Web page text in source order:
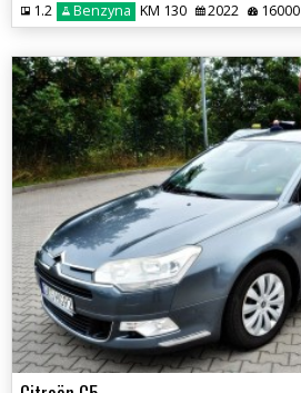
1.2 Benzyna KM 130 2022 16000